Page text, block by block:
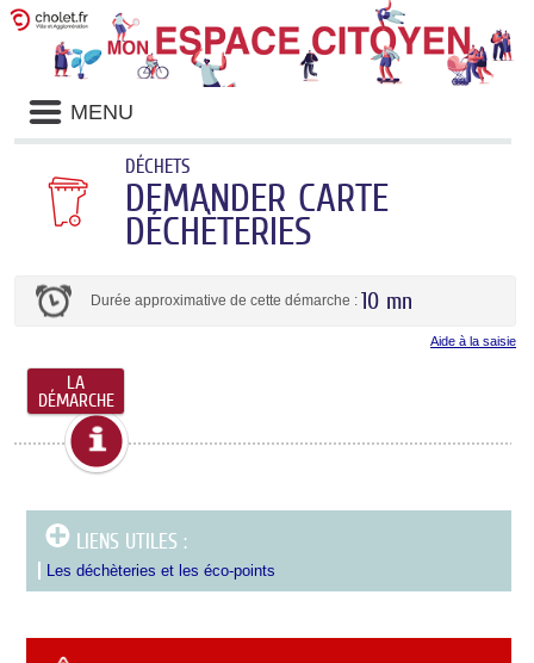
MENU
DÉCHETS
DEMANDER CARTE
DÉCHÈTERIES
Durée approximative de cette démarche : 10 mn
Aide à la saisie
LA
DÉMARCHE